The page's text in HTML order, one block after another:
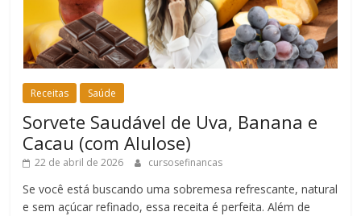
Receitas Saúde
Sorvete Saudável de Uva, Banana e
Cacau (com Alulose)
22 de abril de 2026 cursosefinancas
Se você está buscando uma sobremesa refrescante, natural
e sem açúcar refinado, essa receita é perfeita. Além de